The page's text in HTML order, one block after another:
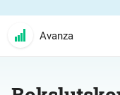
Avanza